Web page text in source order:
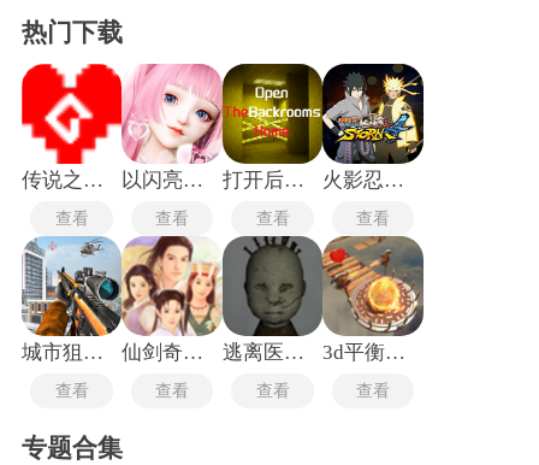
热门下载
传说之下沃玛战
查看
以闪亮之名新马服
查看
打开后室归宿
查看
火影忍者究极风暴4手机版
查看
城市狙击行动
查看
仙剑奇侠传1重制版
查看
逃离医院联机版
查看
3d平衡球手机版
查看
专题合集